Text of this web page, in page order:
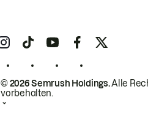
© 2026 Semrush Holdings.Alle
vorbehalten.